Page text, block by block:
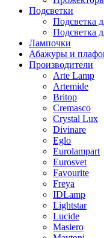
Подсветки
Подсветка
Подсветка
Лампочки
Абажуры и
Производители
Arte Lamp
Artemide
Britop
Cremasco
Crystal Lux
Divinare
Eglo
Eurolampart
Eurosvet
Favourite
Freya
IDLamp
Lightstar
Lucide
Masiero